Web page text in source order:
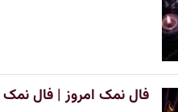
فال نمک امروز | فال نمک